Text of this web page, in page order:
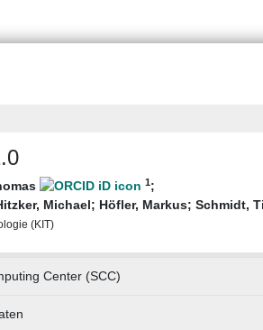
1;
Michael; Höfler, Markus; Schmidt,
(KIT)
Center (SCC)